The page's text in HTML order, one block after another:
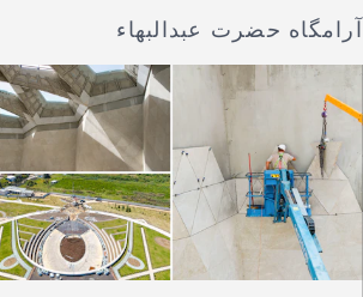
آرامگاه حضرت عبدالبهاء